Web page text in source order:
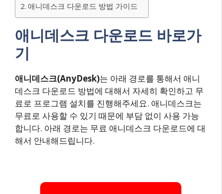
애니데스크 다운로드 방법 가이드
애니데스크 다운로드 바로가
기
애니데스크(AnyDesk)는 아래 경로를 통해서 애니
데스크 다운로드 방법에 대해서 자세히 확인하고 무
료로 프로그램 설치를 진행해주세요. 애니데스크는
무료로 사용할 수 있기 때문에 부담 없이 사용 가능
합니다. 아래 경로는 무료 애니데스크 다운로드에 대
해서 안내해드립니다.